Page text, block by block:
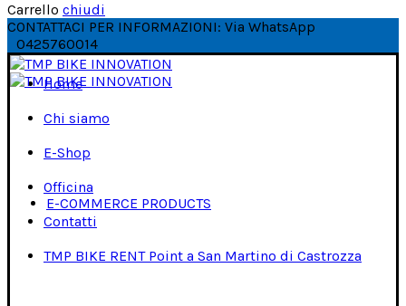
Carrello chiudi
CONTATTACI PER INFORMAZIONI: Via WhatsApp
0425760014
Home
Chi siamo
E-Shop
Officina
Contatti
TMP BIKE RENT Point a San Martino di Castrozza
E-COMMERCE PRODUCTS